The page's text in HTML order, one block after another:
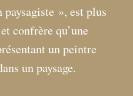
paysagiste », est plus
confrère qu’une
un peintre
un paysage.